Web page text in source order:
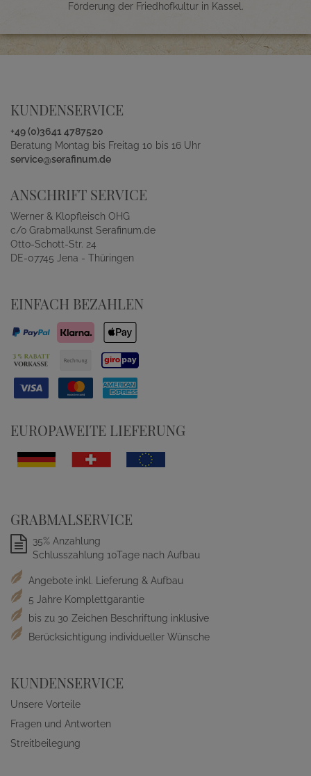
Förderung der Friedhofkultur in Kassel.
KUNDENSERVICE
+49 (0)3641 4787520
Beratung Montag bis Freitag 10 bis 16 Uhr
service@serafinum.de
ANSCHRIFT SERVICE
Werner & Klopfleisch OHG
c/o Grabmalkunst Serafinum.de
Otto-Schott-Str. 24
DE-07745 Jena - Thüringen
EINFACH BEZAHLEN
EUROPAWEITE LIEFERUNG
GRABMALSERVICE
35% Anzahlung
Schlusszahlung 10Tage nach Aufbau
Angebote inkl. Lieferung & Aufbau
5 Jahre Komplettgarantie
bis zu 30 Zeichen Beschriftung inklusive
Berücksichtigung individueller Wünsche
KUNDENSERVICE
Unsere Vorteile
Fragen und Antworten
Streitbeilegung